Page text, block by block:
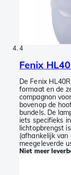
4
Fenix
De Fenix
formaat en de
compagnon
bovenop de
bundels. De
iets specifieks
lichtopbrengst
(afhankelijk
meegeleverde
Niet meer